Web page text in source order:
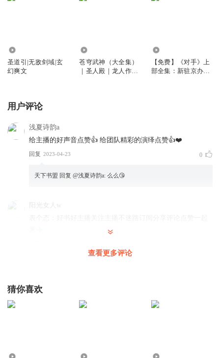
圣道引|无敌剑域|玄
幻爽文
苍穹武神（大全集）
｜圣人殿｜龙人作品
【免费】《对手》上
部全集：新驻京办主
用户评论
浅夏诗韵a
给主播的好声音点赞👍 给团队精彩的演绎点赞👍❤️
回复 2023-04-23 0
天下书盟 回复 @浅夏诗韵a: 么么😘
阳光女人w
阳光女人w
一个刁蛮小姐就是长得再漂亮，也不会找人稀罕的
查看更多评论
猜你喜欢